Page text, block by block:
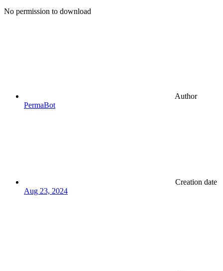
No permission to download
Author
PermaBot
Creation date
Aug 23, 2024